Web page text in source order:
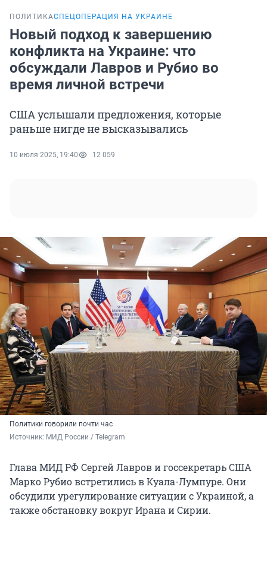
ПОЛИТИКАСПЕЦОПЕРАЦИЯ НА УКРАИНЕ
Новый подход к завершению
конфликта на Украине: что
обсуждали Лавров и Рубио во
время личной встречи
США услышали предложения, которые
раньше нигде не высказывались
10 июля 2025, 19:40 12 059
Политики говорили почти час
Источник: МИД России / Telegram
Глава МИД РФ Сергей Лавров и госсекретарь США
Марко Рубио встретились в Куала-Лумпуре. Они
обсудили урегулирование ситуации с Украиной, а
также обстановку вокруг Ирана и Сирии.